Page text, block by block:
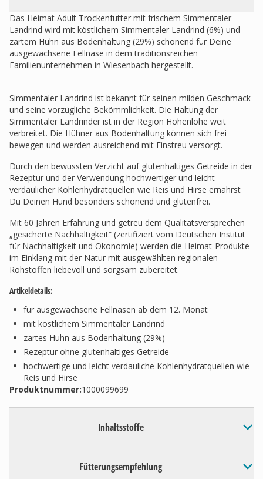
Das Heimat Adult Trockenfutter mit frischem Simmentaler
Landrind wird mit köstlichem Simmentaler Landrind (6%) und
zartem Huhn aus Bodenhaltung (29%) schonend für Deine
ausgewachsene Fellnase in dem traditionsreichen
Familienunternehmen in Wiesenbach hergestellt.
Simmentaler Landrind ist bekannt für seinen milden Geschmack
und seine vorzügliche Bekömmlichkeit. Die Haltung der
Simmentaler Landrinder ist in der Region Hohenlohe weit
verbreitet. Die Hühner aus Bodenhaltung können sich frei
bewegen und werden ausreichend mit Einstreu versorgt.
Durch den bewussten Verzicht auf glutenhaltiges Getreide in der
Rezeptur und der Verwendung hochwertiger und leicht
verdaulicher Kohlenhydratquellen wie Reis und Hirse ernährst
Du Deinen Hund besonders schonend und glutenfrei.
Mit 60 Jahren Erfahrung und getreu dem Qualitätsversprechen
„gesicherte Nachhaltigkeit“ (zertifiziert vom Deutschen Institut
für Nachhaltigkeit und Ökonomie) werden die Heimat-Produkte
im Einklang mit der Natur mit ausgewählten regionalen
Rohstoffen liebevoll und sorgsam zubereitet.
Artikeldetails:
für ausgewachsene Fellnasen ab dem 12. Monat
mit köstlichem Simmentaler Landrind
zartes Huhn aus Bodenhaltung (29%)
Rezeptur ohne glutenhaltiges Getreide
hochwertige und leicht verdauliche Kohlenhydratquellen wie
Reis und Hirse
Produktnummer:1000099699
Inhaltsstoffe
Fütterungsempfehlung